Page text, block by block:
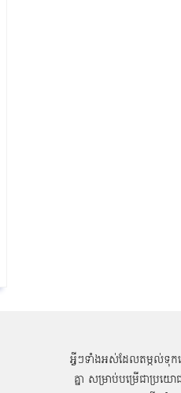
អ្វីៗទាំងអស់ដែលតម្កល់ទុក
គ្នា សម្រាប់បម្រើជាប្រ